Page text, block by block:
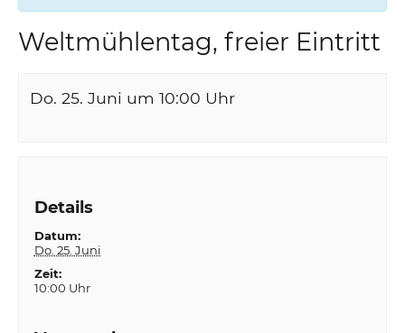
Weltmühlentag, freier Eintritt
Do. 25. Juni um 10:00 Uhr
Details
Datum:
Do. 25. Juni
Zeit:
10:00 Uhr